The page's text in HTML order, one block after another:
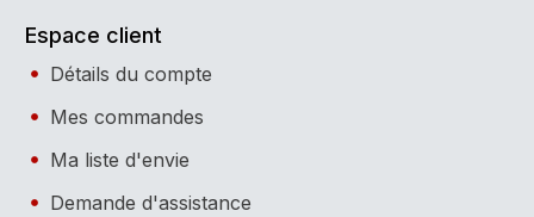
Espace client
Détails du compte
Mes commandes
Ma liste d'envie
Demande d'assistance